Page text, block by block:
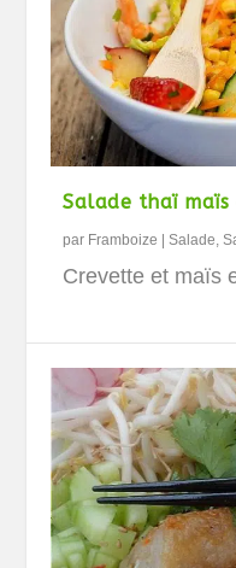
Salade thaï
par Framboize |Salade,
Crevette et maïs